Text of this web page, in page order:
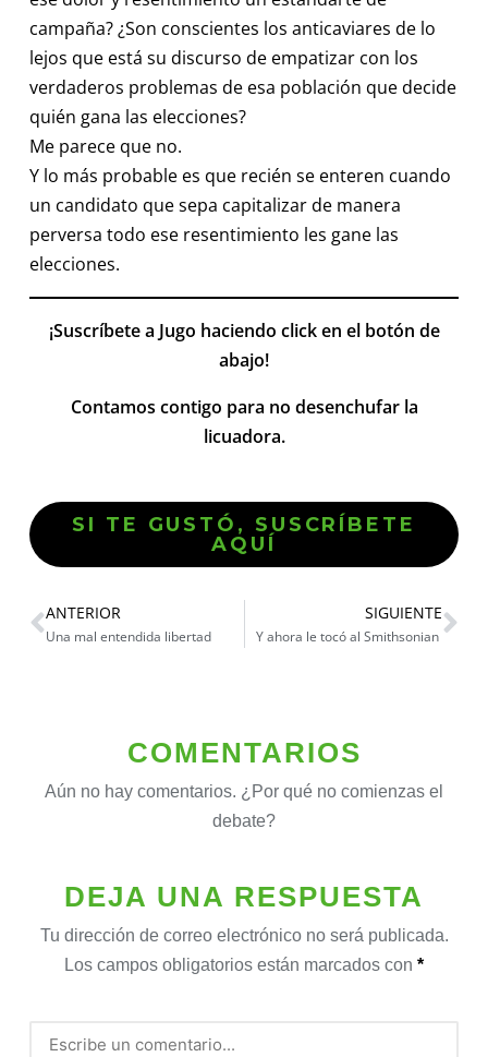
campaña? ¿Son conscientes los anticaviares de lo
lejos que está su discurso de empatizar con los
verdaderos problemas de esa población que decide
quién gana las elecciones?
Me parece que no.
Y lo más probable es que recién se enteren cuando
un candidato que sepa capitalizar de manera
perversa todo ese resentimiento les gane las
elecciones.
¡Suscríbete a Jugo haciendo click en el botón de
abajo!
Contamos contigo para no desenchufar la
licuadora.
SI TE GUSTÓ, SUSCRÍBETE
AQUÍ
ANTERIOR
Una mal entendida libertad
SIGUIENTE
Y ahora le tocó al Smithsonian
COMENTARIOS
Aún no hay comentarios. ¿Por qué no comienzas el
debate?
DEJA UNA RESPUESTA
Tu dirección de correo electrónico no será publicada.
Los campos obligatorios están marcados con *